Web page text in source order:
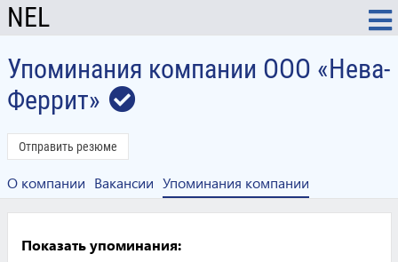
NEL
Упоминания компании ООО «Нева-
Феррит»
Отправить резюме
О компании Вакансии Упоминания компании
Показать упоминания: